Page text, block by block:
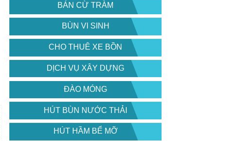
BÁN CỪ TRÀM
BÙN VI SINH
CHO THUÊ XE BỒN
DỊCH VỤ XÂY DỰNG
ĐÀO MÓNG
HÚT BÙN NƯỚC THẢI
HÚT HẦM BỂ MỠ